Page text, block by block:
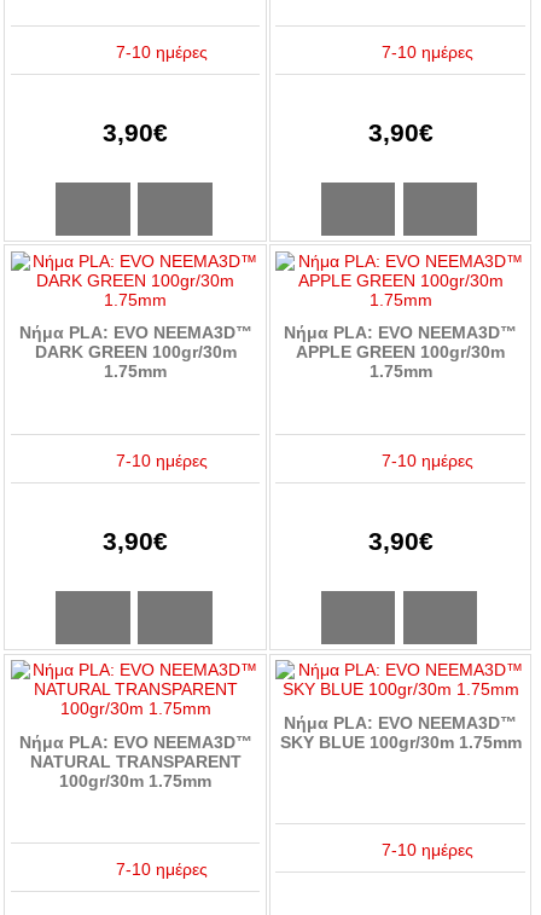
7-10 ημέρες
3,90€
7-10 ημέρες
3,90€
Νήμα PLA: EVO NEEMA3D™
DARK GREEN 100gr/30m
1.75mm
7-10 ημέρες
3,90€
Νήμα PLA: EVO NEEMA3D™
APPLE GREEN 100gr/30m
1.75mm
7-10 ημέρες
3,90€
Νήμα PLA: EVO NEEMA3D™
NATURAL TRANSPARENT
100gr/30m 1.75mm
7-10 ημέρες
Νήμα PLA: EVO NEEMA3D™
SKY BLUE 100gr/30m 1.75mm
7-10 ημέρες